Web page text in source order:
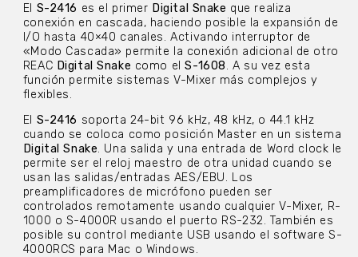
El S-2416 es el primer Digital Snake que realiza
conexión en cascada, haciendo posible la expansión de
I/O hasta 40×40 canales. Activando interruptor de
«Modo Cascada» permite la conexión adicional de otro
REAC Digital Snake como elS-1608. A su vez esta
función permite sistemas V-Mixer más complejos y
flexibles.
El S-2416 soporta 24-bit 96 kHz, 48 kHz, o 44.1 kHz
cuando se coloca como posición Master en un sistema
Digital Snake. Una salida y una entrada de Word clock le
permite ser el reloj maestro de otra unidad cuando se
usan las salidas/entradas AES/EBU. Los
preamplificadores de micrófono pueden ser
controlados remotamente usando cualquier V-Mixer, R-
1000 o S-4000R usando el puerto RS-232. También es
posible su control mediante USB usando el software S-
4000RCS para Mac o Windows.